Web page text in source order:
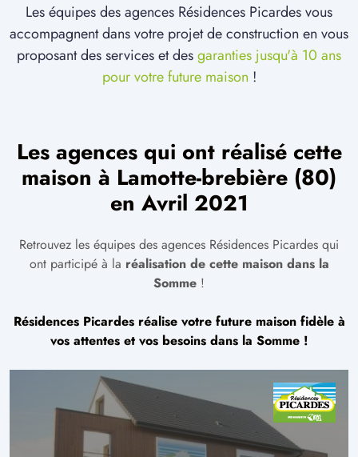
Les équipes des agences Résidences Picardes vous
accompagnent dans votre projet de construction en vous
proposant des services et desgaranties jusqu'à 10 ans
pour votre future maison !
Les agences qui ont réalisé cette
maison à Lamotte-brebière (80)
en Avril 2021
Retrouvez les équipes des agences Résidences Picardes qui
ont participé à la réalisation de cette maison dans la
Somme !
Résidences Picardes réalise votre future maison fidèle à
vos attentes et vos besoins dans la Somme !